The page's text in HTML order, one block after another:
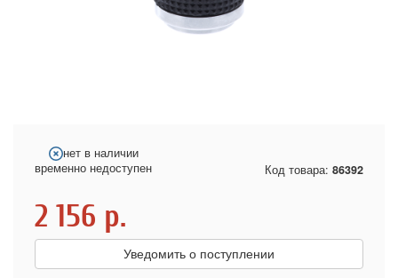
нет в наличии
временно недоступен
Код товара: 86392
2 156 р.
Уведомить о поступлении